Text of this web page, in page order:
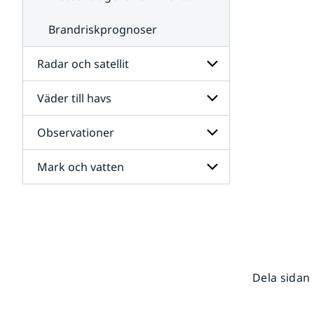
Brandriskprognoser
Radar och satellit
Undersidor
för
Radar
och
satellit
Väder till havs
Undersidor
för
Väder
till
havs
Observationer
Undersidor
för
Mark och vatten
Dela sidan